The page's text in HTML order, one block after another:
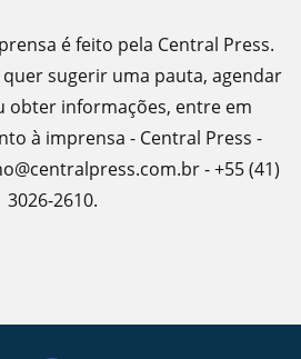
é feito pela Central Press.
sugerir uma pauta, agendar
obter informações, entre em
à imprensa - Central Press -
- +55 (41)
3026-2610.